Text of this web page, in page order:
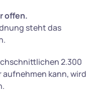
offen.
steht das
2.300
kann, wird